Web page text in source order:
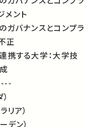
ント
バナンスとコンプラ
正
携する大学：大学技
ア）
ン）